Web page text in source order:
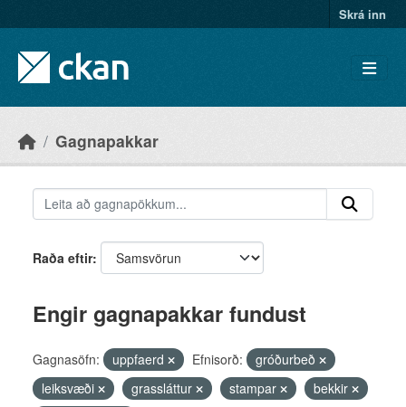
Skrá inn
Gagnapakkar
Raða eftir
Engir gagnapakkar fundust
Gagnasöfn: uppfaerd Efnisorð:
gróðurbeð
leiksvæði
grassláttur stampar
bekkir